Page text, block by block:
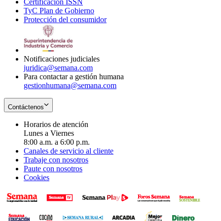
new
window
Certificación ISSN
in
new
TyC Plan de Gobierno
in
Protección del consumidorOpens
Notificaciones judiciales
juridica@semana.com
Para contactar a gestión humana
gestionhumana@semana.com
Contáctenos
Horarios de atención
Lunes a Viernes
8:00 a.m. a 6:00 p.m.
Canales de servicio al cliente
Trabaje con nosotros
Paute con nosotros
Cookies